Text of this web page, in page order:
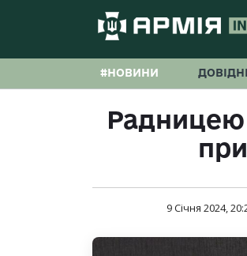
#НОВИНИ
Радницею
9 Січня 2024,